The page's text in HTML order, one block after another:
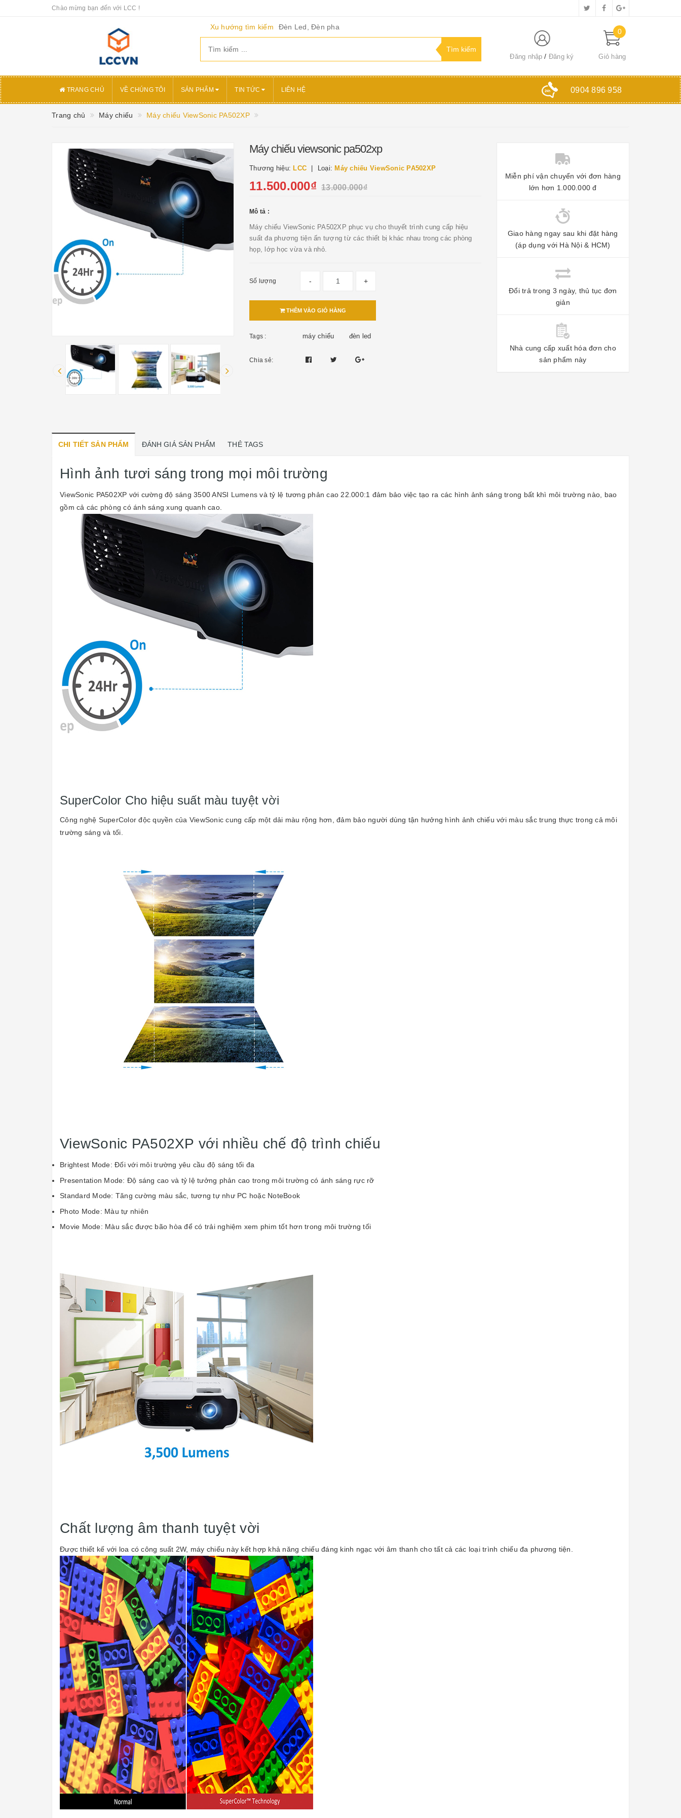
Chào mừng bạn đến với LCC !
Xu hướng tìm kiếm Đèn Led, Đèn pha
Đăng nhập Đăng ký
0
Giỏ hàng
TRANG CHỦ VỀ CHÚNG TÔI SẢN PHẨM TIN TỨC LIÊN HỆ 0904 896 958
Trang chủ Máy chiếu Máy chiếu ViewSonic PA502XP
Máy chiếu viewsonic pa502xp
Thương hiệu: LCC Loại: Máy chiếu ViewSonic PA502XP
11.500.000₫ 13.000.000₫
Mô tả :
Máy chiếu ViewSonic PA502XP phục vụ cho thuyết trình cung cấp hiệu
suất đa phương tiện ấn tượng từ các thiết bị khác nhau trong các phòng
họp, lớp học vừa và nhỏ.
Số lượng - +
THÊM VÀO GIỎ HÀNG
Tags : máy chiếu đèn led
Chia sẻ:
Miễn phí vận chuyển với đơn hàng
lớn hơn 1.000.000 đ
Giao hàng ngay sau khi đặt hàng
(áp dụng với Hà Nội & HCM)
Đổi trả trong 3 ngày, thủ tục đơn
giản
Nhà cung cấp xuất hóa đơn cho
sản phẩm này
CHI TIẾT SẢN PHẨM ĐÁNH GIÁ SẢN PHẨM THẺ TAGS
Hình ảnh tươi sáng trong mọi môi trường
ViewSonic PA502XP với cường độ sáng 3500 ANSI Lumens và tỷ lệ tương phản cao 22.000:1 đảm bảo việc tạo ra các hình ảnh sáng trong bất khì môi trường nào, bao
gồm cả các phòng có ánh sáng xung quanh cao.
SuperColor Cho hiệu suất màu tuyệt vời
Công nghệ SuperColor độc quyền của ViewSonic cung cấp một dải màu rộng hơn, đảm bảo người dùng tận hưởng hình ảnh chiếu với màu sắc trung thực trong cả môi
trường sáng và tối.
ViewSonic PA502XP với nhiều chế độ trình chiếu
Brightest Mode: Đối với môi trường yêu cầu độ sáng tối đa
Presentation Mode: Độ sáng cao và tỷ lệ tưởng phản cao trong môi trường có ánh sáng rực rỡ
Standard Mode: Tăng cường màu sắc, tương tự như PC hoặc NoteBook
Photo Mode: Màu tự nhiên
Movie Mode: Màu sắc được bão hòa để có trải nghiệm xem phim tốt hơn trong môi trường tối
Chất lượng âm thanh tuyệt vời
Được thiết kế với loa có công suất 2W, máy chiếu này kết hợp khả năng chiếu đáng kinh ngạc với âm thanh cho tất cả các loại trình chiếu đa phương tiện.